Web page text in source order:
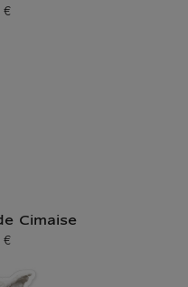
€
Cimaise
€